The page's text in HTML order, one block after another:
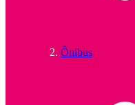
Ônibus